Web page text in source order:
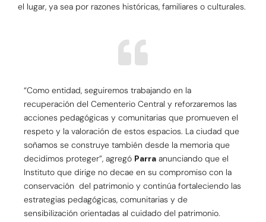
el lugar, ya sea por razones históricas, familiares o culturales.
“Como entidad, seguiremos trabajando en la
recuperación del Cementerio Central y reforzaremos las
acciones pedagógicas y comunitarias que promueven el
respeto y la valoración de estos espacios. La ciudad que
soñamos se construye también desde la memoria que
decidimos proteger”, agregó Parra anunciando que el
Instituto que dirige no decae en su compromiso con la
conservación del patrimonio y continúa fortaleciendo las
estrategias pedagógicas, comunitarias y de
sensibilización orientadas al cuidado del patrimonio.